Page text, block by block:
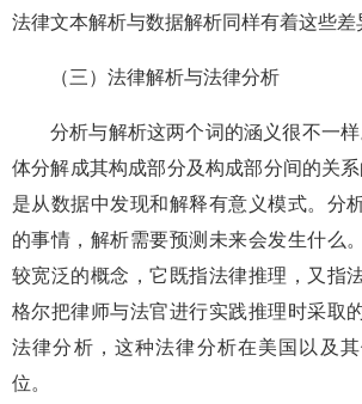
法律文本解析与数据解析同样有着这些差
（三）法律解析与法律分析
分析与解析这两个词的涵义很不一
体分解成其构成部分及构成部分间的关
是从数据中发现和解释有意义模式。分
的事情，解析需要预测未来会发生什么
较宽泛的概念，它既指法律推理，又指
格尔把律师与法官进行实践推理时采取
法律分析，这种法律分析在美国以及
位。